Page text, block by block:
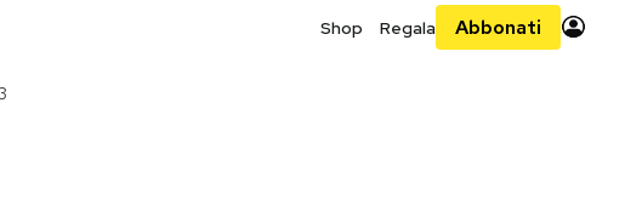
Shop Regala Abbonati